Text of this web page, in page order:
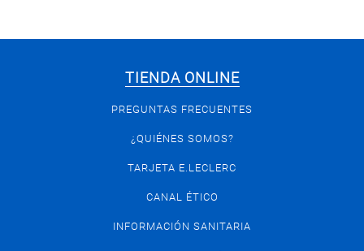
TIENDA ONLINE
PREGUNTAS FRECUENTES
¿QUIÉNES SOMOS?
TARJETA E.LECLERC
CANAL ÉTICO
INFORMACIÓN SANITARIA